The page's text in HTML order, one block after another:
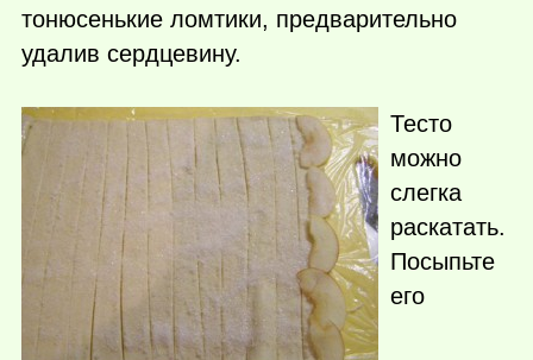
тонюсенькие ломтики, предварительно
удалив сердцевину.
Тесто
можно
слегка
раскатать.
Посыпьте
его